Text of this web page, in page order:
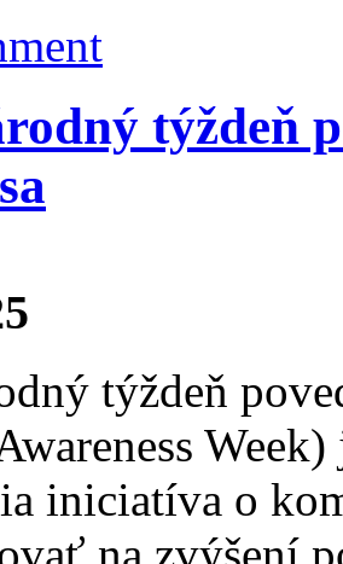
týždeň
týždeň
iniciatíva o
na zvýšení